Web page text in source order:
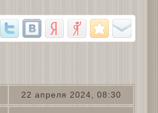
22 апреля 2024, 08:30